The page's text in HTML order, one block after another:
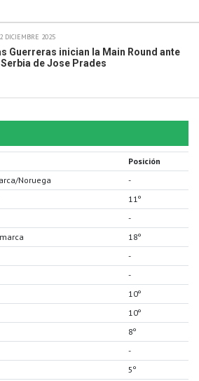
2 DICIEMBRE 2025
Guerreras inician la Main Round ante
Serbia de Jose Prades
Posición
Noruega
-
11º
-
18º
-
-
10º
10º
8º
-
5º